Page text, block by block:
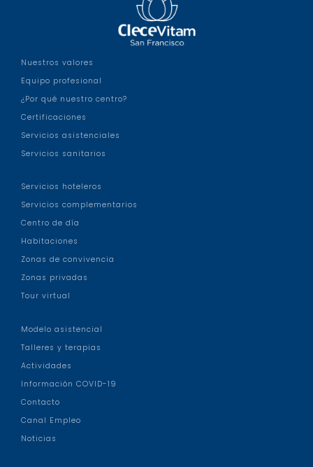
Nuestros valores
Equipo profesional
¿Por qué nuestro centro?
Certificaciones
Servicios asistenciales
Servicios sanitarios
Servicios hoteleros
Servicios complementarios
Centro de día
Habitaciones
Zonas de convivencia
Zonas privadas
Tour virtual
Modelo asistencial
Talleres y terapias
Actividades
Información COVID-19
Contacto
Canal Empleo
Noticias